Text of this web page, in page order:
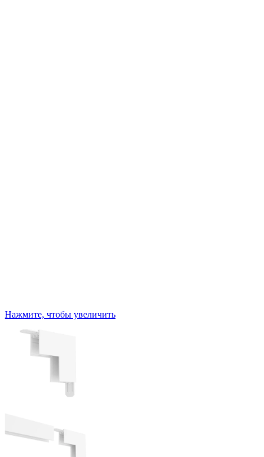
Нажмите, чтобы увеличить